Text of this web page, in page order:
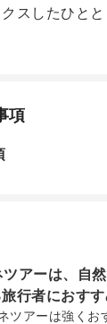
スしたひとと
項
アーは、自
行者におすす
ツアーは強くお